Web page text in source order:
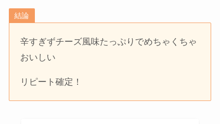
結論
辛すぎずチーズ風味たっぷりでめちゃくちゃ
おいしい
リピート確定！